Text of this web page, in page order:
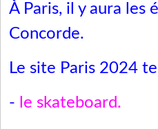
À Paris, il y aura les
Concorde.
Le site Paris 2024
- le skateboard.